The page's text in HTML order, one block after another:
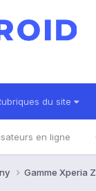
du site
en ligne
Gamme Xperia Z